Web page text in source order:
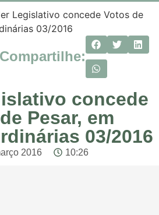
Legislativo concede Votos de
03/2016
Compartilhe:
concede
Pesar, em
03/2016
2016 10:26